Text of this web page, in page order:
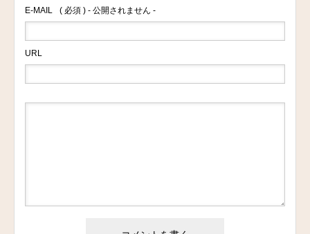
E-MAIL ( 必須 ) - 公開されません -
URL